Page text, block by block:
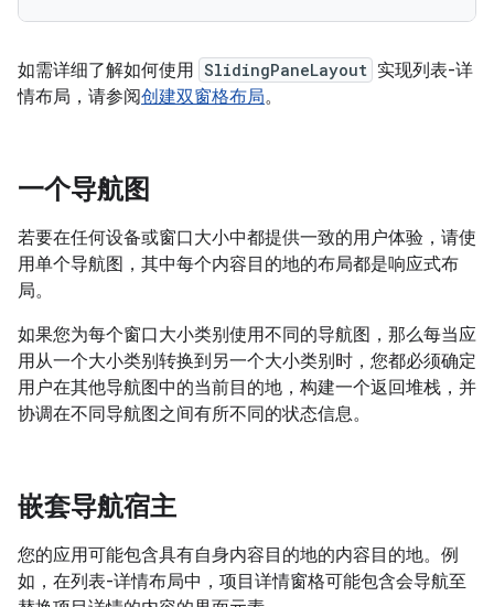
如需详细了解如何使用 SlidingPaneLayout 实现列表-详
情布局，请参阅创建双窗格布局。
一个导航图
若要在任何设备或窗口大小中都提供一致的用户体验，请使
用单个导航图，其中每个内容目的地的布局都是响应式布
局。
如果您为每个窗口大小类别使用不同的导航图，那么每当应
用从一个大小类别转换到另一个大小类别时，您都必须确定
用户在其他导航图中的当前目的地，构建一个返回堆栈，并
协调在不同导航图之间有所不同的状态信息。
嵌套导航宿主
您的应用可能包含具有自身内容目的地的内容目的地。例
如，在列表-详情布局中，项目详情窗格可能包含会导航至